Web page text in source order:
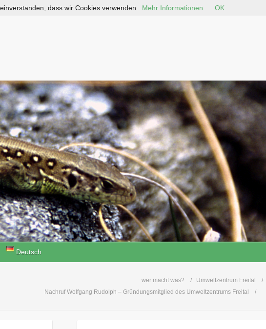
Deutsch
wer macht was?
Umweltzentrum Freital
Nachruf Wolfgang Rudolph – Gründungsmitglied des Umweltzentrums Freital
dass wir Cookies verwenden. Mehr Informationen OK